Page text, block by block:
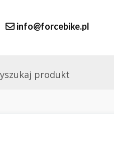
info@forcebike.pl